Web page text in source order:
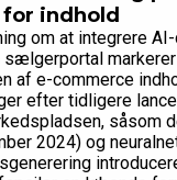
indhold
om at integrere
af e-commerce
efter tidligere
såsom
2024) og